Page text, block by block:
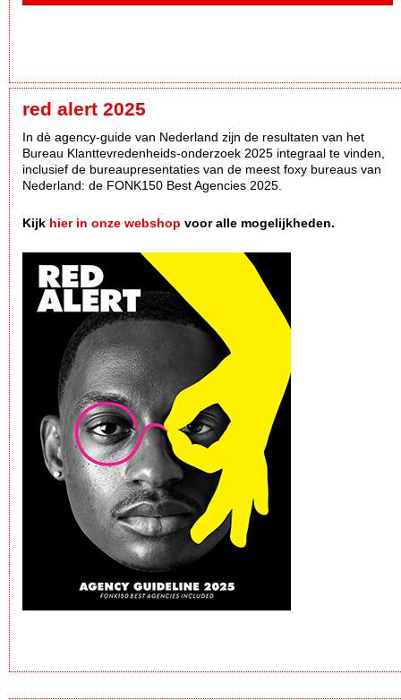
red alert 2025
In dè agency-guide van Nederland zijn de resultaten van het
Bureau Klanttevredenheids-onderzoek 2025 integraal te vinden,
inclusief de bureaupresentaties van de meest foxy bureaus van
Nederland: de FONK150 Best Agencies 2025.
Kijk hier in onze webshop voor alle mogelijkheden.